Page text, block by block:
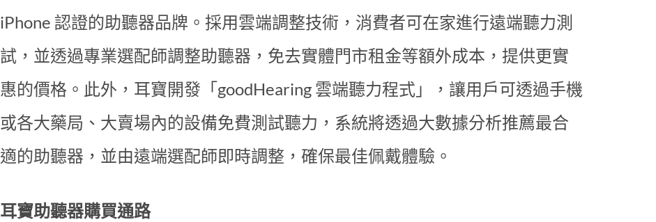
iPhone 認證的助聽器品牌。採用雲端調整技術，消費者可在家進行遠端聽力測
試，並透過專業選配師調整助聽器，免去實體門市租金等額外成本，提供更實
惠的價格。此外，耳寶開發「goodHearing 雲端聽力程式」，讓用戶可透過手機
或各大藥局、大賣場內的設備免費測試聽力，系統將透過大數據分析推薦最合
適的助聽器，並由遠端選配師即時調整，確保最佳佩戴體驗。
耳寶助聽器購買通路